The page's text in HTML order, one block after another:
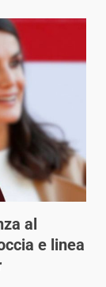
al
e linea